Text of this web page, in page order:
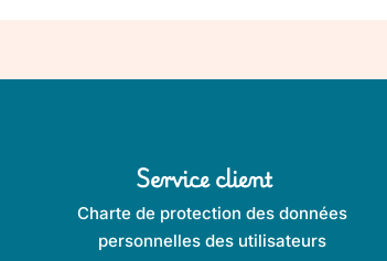
Service client
Charte de protection des données
personnelles des utilisateurs